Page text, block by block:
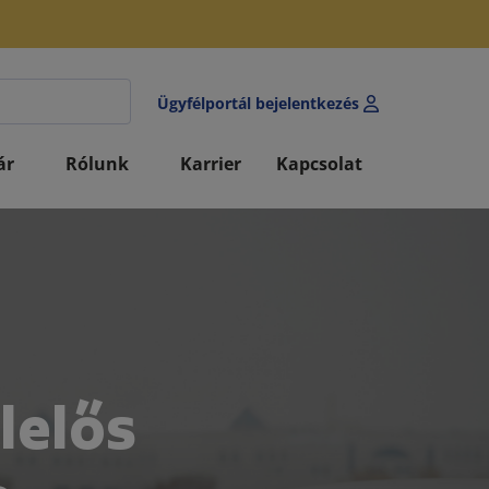
Ügyfélportál bejelentkezés
Rólunk Karrier Kapcsolat